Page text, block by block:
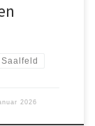
Saalfeld
2026